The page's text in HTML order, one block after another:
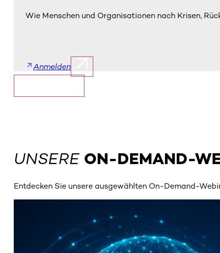
Wie Menschen und Organisationen nach Krisen,
Anmelden
UNSERE ON-DEMAND-
Entdecken Sie unsere ausgewählten On-Demand-